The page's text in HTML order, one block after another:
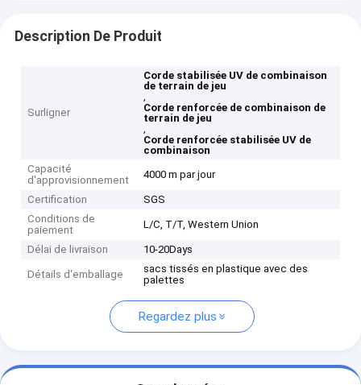
Description De Produit
Surligner
Corde stabilisée UV de combinaison
de terrain de jeu
,
Corde renforcée de combinaison de
terrain de jeu
,
Corde renforcée stabilisée UV de
combinaison
Capacité
d'approvisionnement
4000 m par jour
Certification
SGS
Conditions de
paiement
L/C, T/T, Western Union
Délai de livraison 10-20Days
Détails d'emballage
sacs tissés en plastique avec des
palettes
Regardez plus